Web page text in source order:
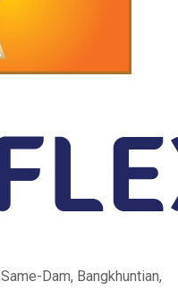
Dam, Bangkhuntian,